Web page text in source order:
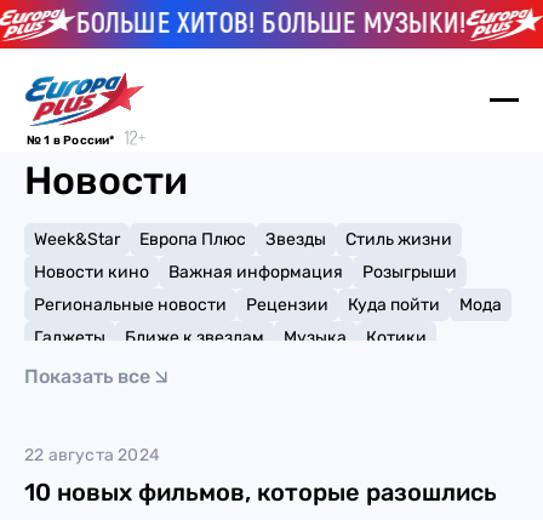
БОЛЬШЕ ХИТОВ! БОЛЬШЕ МУЗЫКИ!
№ 1 в России*
Новости
Week&Star Европа Плюс Звезды
Стиль жизни
Новости кино
Важная информация
Розыгрыши
Региональные новости
Рецензии Куда пойти
Мода
Гаджеты
Ближе к звездам Музыка
Котики
Мемы и тренды
Показать все
22 августа 2024
10 новых фильмов, которые разошлись